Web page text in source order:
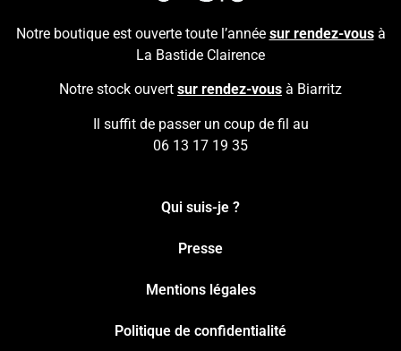
Notre boutique est ouverte toute l’année sur rendez-vousà
La Bastide Clairence
Notre stock ouvert sur rendez-vous à Biarritz
Il suffit de passer un coup de fil au
06 13 17 19 35
Qui suis-je ?
Presse
Mentions légales
Politique de confidentialité